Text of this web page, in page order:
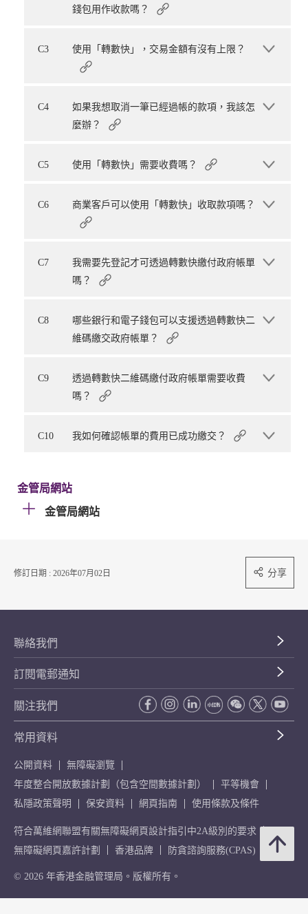
錢包用作收款嗎？
C3 使用「轉數快」，交易金額有沒有上限？
C4
如果我想取消一筆已經過帳的款項，我該怎
麼辦？
C5 使用「轉數快」需要收費嗎？
C6 商業客戶可以使用「轉數快」收取款項嗎？
C7
我需要先登記才可透過轉數快繳付政府帳單
嗎？
C8
哪些銀行和電子錢包可以支援透過轉數快二
維碼繳交政府帳單？
C9
透過轉數快二維碼繳付政府帳單需要收費
嗎？
C10 我如何確認帳單的費用已成功繳交？
金管局網站
金管局網站
修訂日期 : 2026年07月02日 分享
聯絡我們
訂閱電郵通知
關注我們
常用資料
公開資料
無障礙瀏覽
年度整合開放數據計劃（包含空間數據計劃）
平等機會
私隱政策聲明
保安資料 網頁指南 使用條款及條件
符合萬維網聯盟有關無障礙網頁設計指引中2A級別的要求
無障礙網頁嘉許計劃
香港品牌 防貪諮詢服務(CPAS)
© 2026 年香港金融管理局。版權所有。